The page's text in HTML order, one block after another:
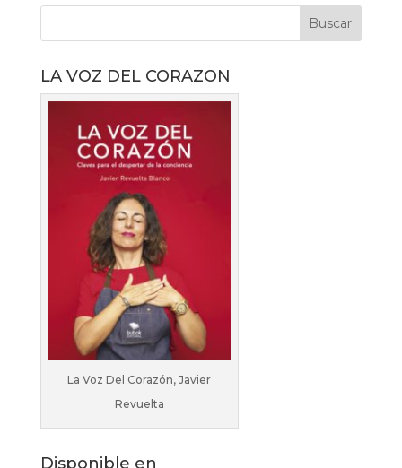
LA VOZ DEL CORAZON
La Voz Del Corazón, Javier
Revuelta
Disponible en